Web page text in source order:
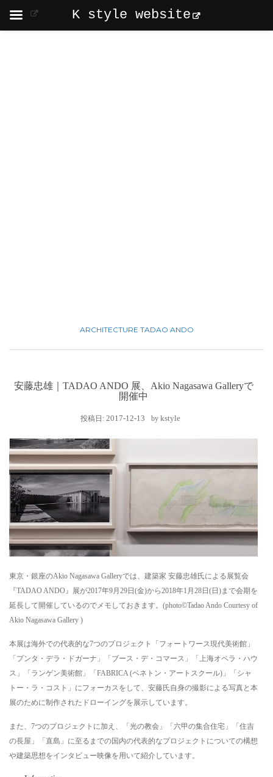
ARCHITECTURE TADAO ANDO
安藤忠雄｜TADAO ANDO 展、Akio Nagasawa Galleryで
開催中
投稿日: 2017-12-13 by kstyle
東京・銀座のAkio Nagasawa Galleryでは、建築家 安藤忠雄氏による展覧会
『TADAO ANDO』展が2017年9月29日(金)から2018年1月28日(日)まで会期を
延長して開催しているのでメモしておきます。(photo©Tadao Ando Courtesy of
Akio Nagasawa Gallery )
本展は海外での代表的な7つのプロジェクト「フォートワース現代美術館」
「プンタ・デラ・ドガーナ」「ブース・デ・コマース」「上海オペラ・ハウ
ス」「ランゲン美術館」「FABRICA (ベネトン・アートスクール)」「シャ
トー・ラ・コスト」にフォーカスをして、安藤氏自身の撮影による写真と本
展のために制作されたドローイングを展示しています。
また、7つのプロジェクトに加え、「光の教会」「六甲の集合住宅」「住吉
の長屋」「直島」に至るまでの国内の代表的なプロジェクトについての構想
や建築思想をインタビュー映像を用いて紹介しています。
K style website